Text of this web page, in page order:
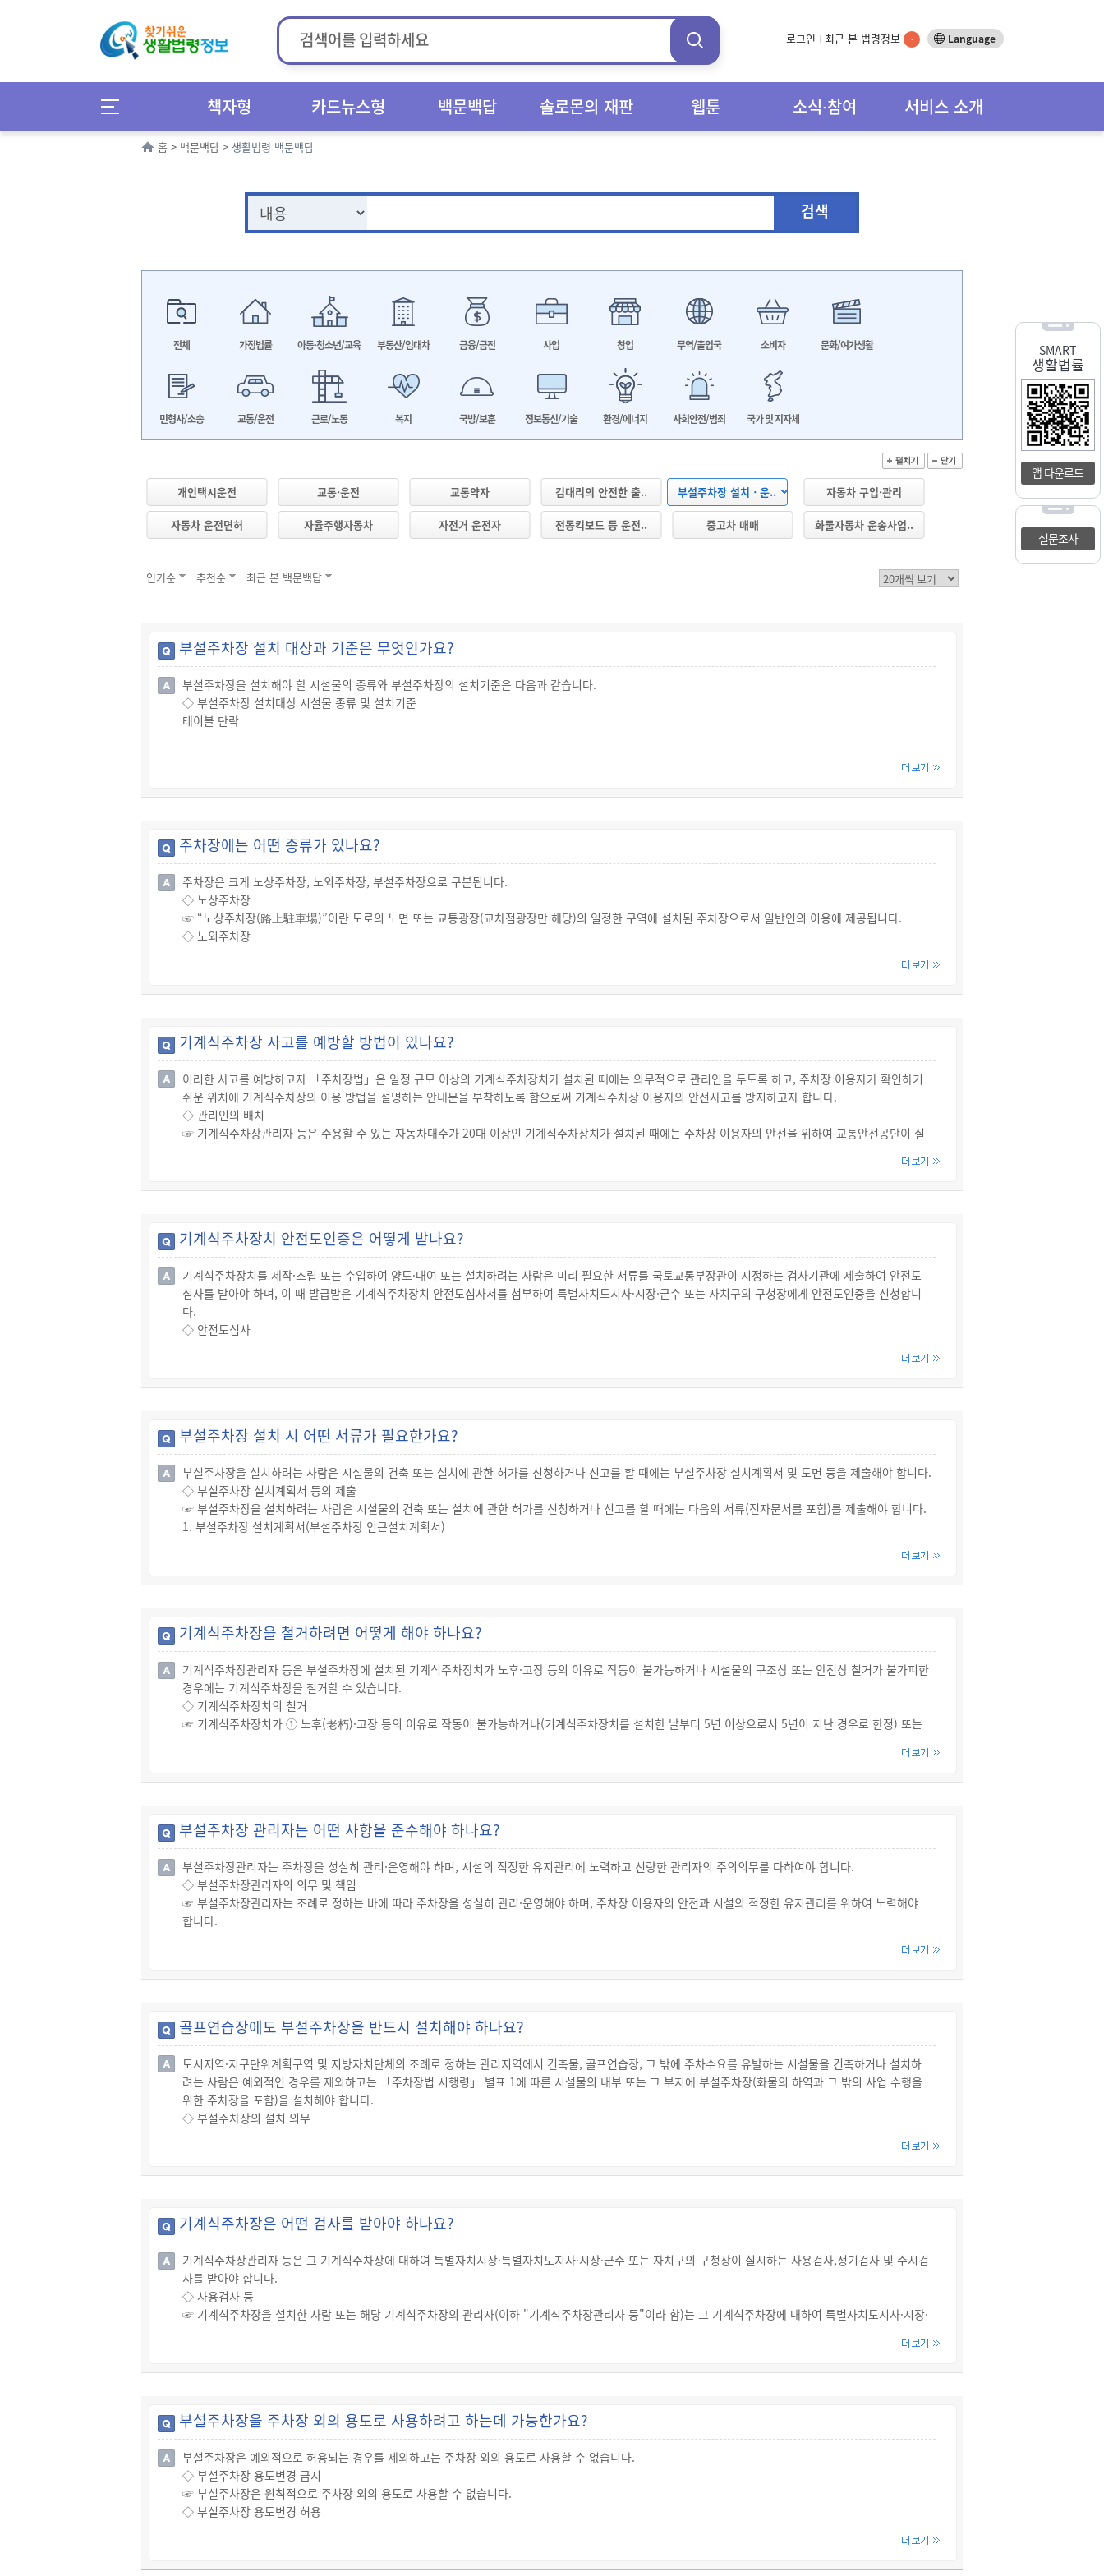
로그인 최근 본 법령정보 - Language
책자형 카드뉴스형 백문백답 솔로몬의 재판 웹툰 소식∙참여 서비스 소개
SMART
생활법률
앱 다운로드
설문조사
홈 > 백문백답 > 생활법령 백문백답
검색
전체 가정법률 아동·청소년/교육 부동산/임대차 금융/금전 사업 창업 무역/출입국 소비자 문화/여가생활
민형사/소송 교통/운전 근로/노동 복지 국방/보훈 정보통신/기술 환경/에너지 사회안전/범죄 국가 및 지자체
개인택시운전 교통·운전 교통약자 김대리의 안전한 출.. 부설주차장 설치ㆍ운.. 자동차 구입·관리
자동차 운전면허 자율주행자동차 자전거 운전자 전동킥보드 등 운전.. 중고차 매매 화물자동차 운송사업..
인기순 추천순 최근 본 백문백답
부설주차장 설치 대상과 기준은 무엇인가요?
부설주차장을 설치해야 할 시설물의 종류와 부설주차장의 설치기준은 다음과 같습니다.
◇ 부설주차장 설치대상 시설물 종류 및 설치기준
테이블 단락
주차장에는 어떤 종류가 있나요?
주차장은 크게 노상주차장, 노외주차장, 부설주차장으로 구분됩니다.
◇ 노상주차장
☞ “노상주차장(路上駐車場)”이란 도로의 노면 또는 교통광장(교차점광장만 해당)의 일정한 구역에 설치된 주차장으로서 일반인의 이용에 제공됩니다.
◇ 노외주차장
기계식주차장 사고를 예방할 방법이 있나요?
이러한 사고를 예방하고자 「주차장법」은 일정 규모 이상의 기계식주차장치가 설치된 때에는 의무적으로 관리인을 두도록 하고, 주차장 이용자가 확인하기
쉬운 위치에 기계식주차장의 이용 방법을 설명하는 안내문을 부착하도록 함으로써 기계식주차장 이용자의 안전사고를 방지하고자 합니다.
◇ 관리인의 배치
☞ 기계식주차장관리자 등은 수용할 수 있는 자동차대수가 20대 이상인 기계식주차장치가 설치된 때에는 주차장 이용자의 안전을 위하여 교통안전공단이 실
◇ 안내문 부착
기계식주차장치 안전도인증은 어떻게 받나요?
기계식주차장치를 제작·조립 또는 수입하여 양도·대여 또는 설치하려는 사람은 미리 필요한 서류를 국토교통부장관이 지정하는 검사기관에 제출하여 안전도
심사를 받아야 하며, 이 때 발급받은 기계식주차장치 안전도심사서를 첨부하여 특별자치도지사·시장·군수 또는 자치구의 구청장에게 안전도인증을 신청합니
다.
◇ 안전도심사
- 기계식주차장치의 전체 조립도(축척 100분의 1 이상인 것만 해당)
- 주요 구조부의 강도계산서 및 도면
- 기계식주차장치 출입구의 도면 및 설명서
☞ 안전도심사 신청을 받은 검사기관은 그 기계식주차장치의 안전도를 심사하여 기계식주차장치 안전도심사서를 발급해야 합니다.
◇ 안전도인증
☞ 기계식주차장치의 안전도인증을 받으려는 사람은 다음의 서류를 첨부하여 시장·군수 또는 자치구의 구청장에게 안전도인증을 신청해야 합니다.
- 기계식주차장치 안전도인증 신청서
부설주차장 설치 시 어떤 서류가 필요한가요?
부설주차장을 설치하려는 사람은 시설물의 건축 또는 설치에 관한 허가를 신청하거나 신고를 할 때에는 부설주차장 설치계획서 및 도면 등을 제출해야 합니다.
◇ 부설주차장 설치계획서 등의 제출
☞ 부설주차장을 설치하려는 사람은 시설물의 건축 또는 설치에 관한 허가를 신청하거나 신고를 할 때에는 다음의 서류(전자문서를 포함)를 제출해야 합니다.
1. 부설주차장 설치계획서(부설주차장 인근설치계획서)
4. 시설물의 부지와 주차장의 설치 부지를 포함한 지역의 토지이용 상황을 판단할 수 있는 축척 1천200분의 1 이상의 지형도
7. 도면
☞ 다만, 위의 3.부터 5.까지의 서류는 시설물의 부지 인근에 부설주차장을 설치하는 경우만 첨부합니다.
☞ 시설물의 용도변경으로 인하여 부설주차장을 설치해야 하는 경우에는 용도변경을 신고하는 때(용도변경 신고의 대상이 아닌 경우에는 그 용도변경을 하기
전을 말함)에 부설주차장 설치계획서를 제출해야 합니다.
기계식주차장을 철거하려면 어떻게 해야 하나요?
기계식주차장관리자 등은 부설주차장에 설치된 기계식주차장치가 노후·고장 등의 이유로 작동이 불가능하거나 시설물의 구조상 또는 안전상 철거가 불가피한
경우에는 기계식주차장을 철거할 수 있습니다.
◇ 기계식주차장치의 철거
☞ 기계식주차장치가 ① 노후(老朽)·고장 등의 이유로 작동이 불가능하거나(기계식주차장치를 설치한 날부터 5년 이상으로서 5년이 지난 경우로 한정) 또는
☞ 부설주차장을 설치하여야 할 시설물의 소유자는 기계식주차장치를 철거함으로써 부설주차장의 설치기준에 미달하게 되는 경우에는 시설물의 부지 인근에
☞ 기계식주차장치를 철거하려는 사람은 다음의 서류 및 도면을 첨부하여 시장·군수 또는 구청장에게 신고해야 합니다.
- 기계식주차장치 철거신고서
- 기계식주차장 검사확인증 또는 기계식주차장 사용금지 표지
- 기계식주차장치가 설치되었던 바닥면적에 해당하는 주차장의 배치계획도
- 부설주차장 설치계획서(부설주차장 인근설치계획서) 또는 부설주차장 설치의무 면제신청서
- 도면
부설주차장 관리자는 어떤 사항을 준수해야 하나요?
부설주차장관리자는 주차장을 성실히 관리·운영해야 하며, 시설의 적정한 유지관리에 노력하고 선량한 관리자의 주의의무를 다하여야 합니다.
◇ 부설주차장관리자의 의무 및 책임
☞ 부설주차장관리자는 조례로 정하는 바에 따라 주차장을 성실히 관리·운영해야 하며, 주차장 이용자의 안전과 시설의 적정한 유지관리를 위하여 노력해야
합니다.
☞ 부설주차장관리자는 주차장에 주차하는 자동차의 보관에 관하여 선량한 관리자의 주의의무를 게을리하지 않았음을 증명한 경우를 제외하고는 그 자동차의
☞ 특별자치도지사·시장·군수 또는 자치구의 구청장 부설주차장관리자가 주차장에 대한 일반인의 이용을 거절한 경우에는 6개월 이내의 기간을 정하여 해당
주차장을 일반인의 이용에 제공하는 것을 금지하거나 150만원의 과징금을 부과할 수 있습니다.
※ 다만, 이미 과태료가 부과된 위반행위에 대해서는 같은 사유로 과징금을 부과하지 않습니다.
※ 과징금은 시장·군수 또는 구청장이 조례로 정하는 바에 따라 지방세 징수의 예에 따라 징수합니다.
골프연습장에도 부설주차장을 반드시 설치해야 하나요?
도시지역·지구단위계획구역 및 지방자치단체의 조례로 정하는 관리지역에서 건축물, 골프연습장, 그 밖에 주차수요를 유발하는 시설물을 건축하거나 설치하
려는 사람은 예외적인 경우를 제외하고는 「주차장법 시행령」 별표 1에 따른 시설물의 내부 또는 그 부지에 부설주차장(화물의 하역과 그 밖의 사업 수행을
위한 주차장을 포함)을 설치해야 합니다.
◇ 부설주차장의 설치 의무
차수요를 유발하는 시설(이하 "시설물"이라 함)을 건축하거나 설치하려는 사람은 「주차장법 시행령」 별표 1에 따른 시설물의 내부 또는 그 부지에 부설주차
장(화물의 하역과 그 밖의 사업 수행을 위한 주차장을 포함)을 설치해야 합니다.
☞ 다만, 시설물의 위치·용도·규모 및 부설주차장의 규모 등이 「주차장법 시행령」 제8조제1항·제3항에 해당할 때에는 예외적으로 해당 주차장의 설치에 드
는 비용을 시장·군수 또는 자치구의 구청장에게 납부하는 것으로 부설주차장의 설치를 갈음할 수 있습니다.
☞ 시장·군수 또는 자치구의 구청장은 주차장의 설치비용을 납부한 자에게 납부한 설치비용에 상응하는 범위에서 노외주차장(특별시장·광역시장, 시장·군수
또는 구청장이 설치한 노외주차장만 해당)을 무상으로 사용할 수 있는 “노외주차장 무상사용권”을 주어야 합니다.
기계식주차장은 어떤 검사를 받아야 하나요?
기계식주차장관리자 등은 그 기계식주차장에 대하여 특별자치시장·특별자치도지사·시장·군수 또는 자치구의 구청장이 실시하는 사용검사,정기검사 및 수시검
사를 받아야 합니다.
◇ 사용검사 등
☞ 기계식주차장을 설치한 사람 또는 해당 기계식주차장의 관리자(이하 "기계식주차장관리자 등"이라 함)는 그 기계식주차장에 대하여 특별자치도지사·시장·
- 정기검사: 사용검사의 유효기간이 지난 후 계속하여 사용하려는 경우에 주기적으로 실시하는 검사
√ 시장·군수 또는 구청장이 해당 기계식주차장치의 오작동 등에 따른 안전상의 문제가 있어 점검이 필요하다고 판단하는 경우
√ 기계식주차장관리자등이 요청하는 경우
◇ 검사의 절차
☞ 기계식주차장의 위에 따른 검사를 받으려는 자는 기계식주차장 검사 신청서에 다음의 서류를 첨부하여 해당 기계식주차장의 소재지를 관할하는 시장·군수
또는 구청장에 신청해야 합니다.
- 사용검사의 경우(다만, 1~5의 서류는 기계식주차장 안전도심사 신청 당시 제출한 주요 구조부의 강도계산서의 포함되어 있는 경우에는 별도로 첨부하지 않
2. 전동기 시험성적서
부설주차장을 주차장 외의 용도로 사용하려고 하는데 가능한가요?
부설주차장은 예외적으로 허용되는 경우를 제외하고는 주차장 외의 용도로 사용할 수 없습니다.
◇ 부설주차장 용도변경 금지
☞ 부설주차장은 원칙적으로 주차장 외의 용도로 사용할 수 없습니다.
◇ 부설주차장 용도변경 허용
1. 시설물의 내부 또는 그 부지(해당 시설물의 부지 인근에 부설주차장을 설치하는 경우에는 그 인근 부지를 말함) 안에서 주차장의 위치를 변경하는 경우로서
특별자치시장·특별자치도지사·시장·군수 또는 자치구의 구청장(이하 "시장·군수 또는 구청장"이라 함)이 주차장의 이용에 지장이 없다고 인정하는 경우